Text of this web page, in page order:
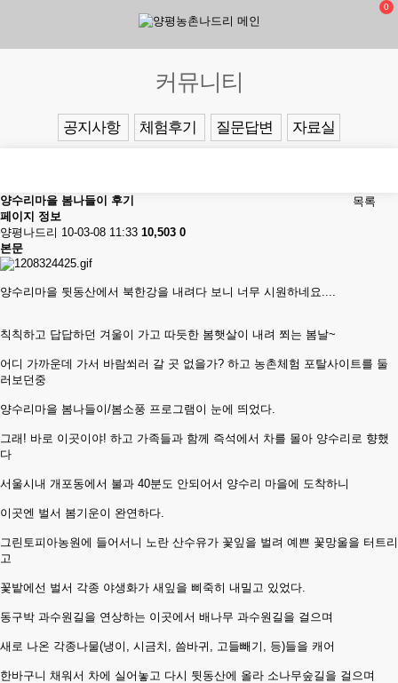
0
커뮤니티
공지사항 체험후기 질문답변 자료실
목록
양수리마을 봄나들이 후기
페이지 정보
양평나드리 10-03-08 11:33 10,503 0
본문
양수리마을 뒷동산에서 북한강을 내려다 보니 너무 시원하네요....
칙칙하고 답답하던 겨울이 가고 따듯한 봄햇살이 내려 쬐는 봄날~
어디 가까운데 가서 바람쐬러 갈 곳 없을가? 하고 농촌체험 포탈사이트를 둘
러보던중
양수리마을 봄나들이/봄소풍 프로그램이 눈에 띄었다.
그래! 바로 이곳이야! 하고 가족들과 함께 즉석에서 차를 몰아 양수리로 향했
다
서울시내 개포동에서 불과 40분도 안되어서 양수리 마을에 도착하니
이곳엔 벌서 봄기운이 완연하다.
그린토피아농원에 들어서니 노란 산수유가 꽃잎을 벌려 예쁜 꽃망울을 터트리
고
꽃밭에선 벌서 각종 야생화가 새잎을 삐죽히 내밀고 있었다.
동구박 과수원길을 연상하는 이곳에서 배나무 과수원길을 걸으며
새로 나온 각종나물(냉이, 시금치, 씀바귀, 고들빼기, 등)들을 캐어
한바구니 채워서 차에 실어놓고 다시 뒷동산에 올라 소나무숲길을 걸으며